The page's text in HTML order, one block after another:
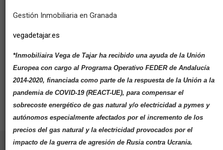
Precio
Filtros
BUSCAR
Gestión Inmobiliaria en Granada
vegadetajar.es
*Inmobiliaira Vega de Tajar ha recibido una ayuda de la Unión
Europea con cargo al Programa Operativo FEDER de Andalucía
2014-2020, financiada como parte de la respuesta de la Unión a la
pandemia de COVID-19 (REACT-UE), para compensar el
sobrecoste energético de gas natural y/o electricidad a pymes y
autónomos especialmente afectados por el incremento de los
precios del gas natural y la electricidad provocados por el
impacto de la guerra de agresión de Rusia contra Ucrania.